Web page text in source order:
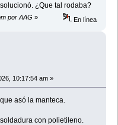
¿Que tal rodaba?
por AAG » En línea
10:17:54 am »
asó la manteca.
con polietileno.